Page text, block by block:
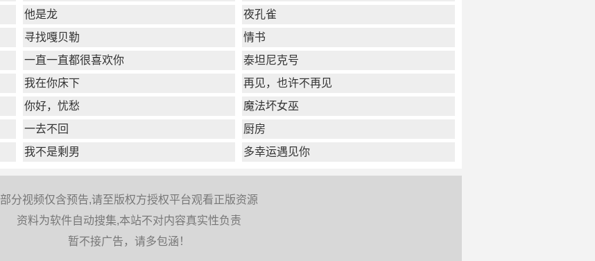
他是龙
夜孔雀
寻找嘎贝勒
情书
一直一直都很喜欢你
泰坦尼克号
我在你床下
再见，也许不再见
你好，忧愁
魔法坏女巫
一去不回
厨房
我不是剩男 多幸运遇见你
部分视频仅含预告,请至版权方授权平台观看正版资源
资料为软件自动搜集,本站不对内容真实性负责
暂不接广告，请多包涵！